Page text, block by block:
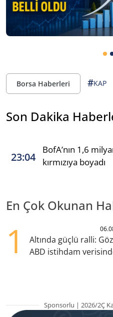
Borsa Haberleri #KAP
Son Dakika
23:04
BofA’nın 1,6
kırmızıya boyadı
En Çok Okunan
1
Altında güçlü ralli:
ABD istihdam
Sponsorlu | 2026/2Ç